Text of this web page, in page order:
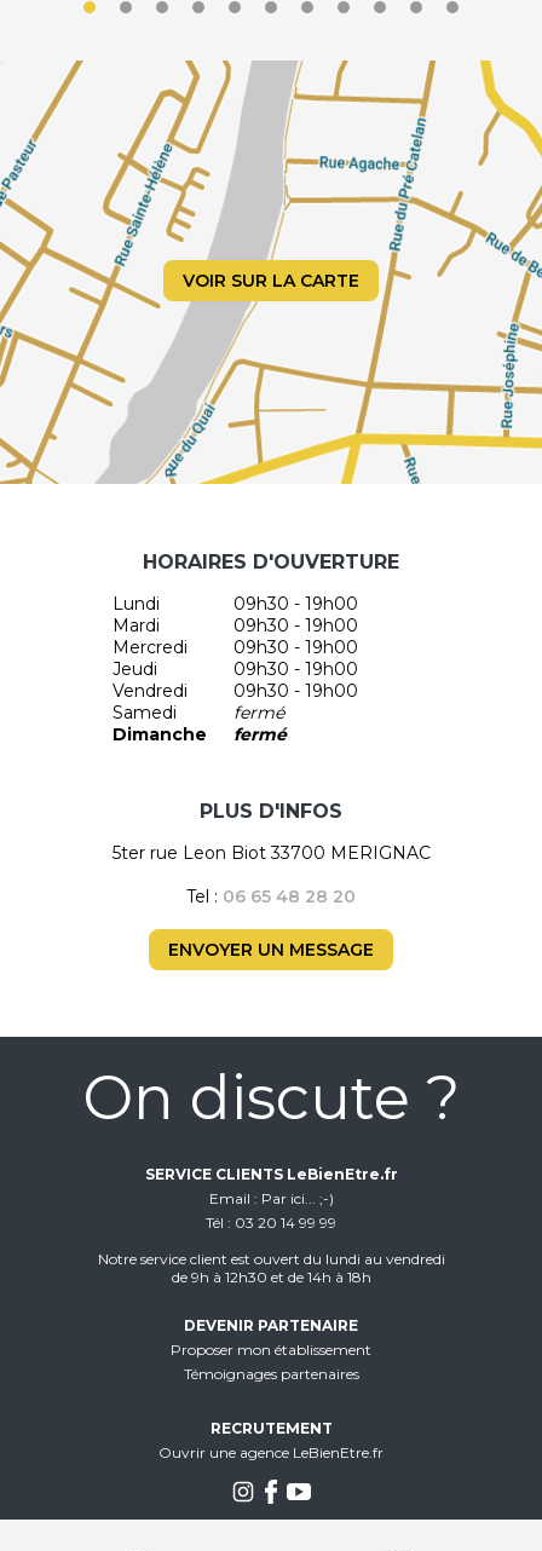
VOIR SUR LA CARTE
HORAIRES D'OUVERTURE
Lundi
09h30 - 19h00
Mardi
09h30 - 19h00
Mercredi
09h30 - 19h00
Jeudi
09h30 - 19h00
Vendredi
09h30 - 19h00
Samedi
fermé
Dimanche
fermé
PLUS D'INFOS
5ter rue Leon Biot 33700 MERIGNAC
Tel : 06 65 48 28 20
ENVOYER UN MESSAGE
On discute ?
SERVICE CLIENTS LeBienEtre.fr
Email
Par ici... ;-)
Tél
03 20 14 99 99
Notre service client est ouvert du lundi au vendredi
de 9h à 12h30 et de 14h à 18h
DEVENIR PARTENAIRE
Proposer mon établissement
Témoignages partenaires
RECRUTEMENT
Ouvrir une agence LeBienEtre.fr